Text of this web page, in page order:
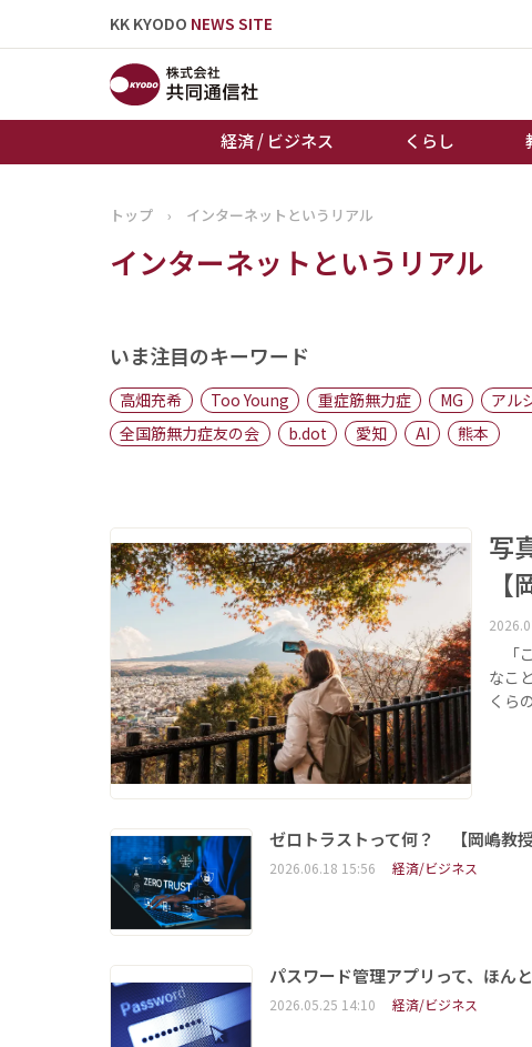
KK KYODO NEWS SITE
経済 / ビジネス くらし
トップページ
お知らせ
トップ › インターネットというリアル
インターネットというリアル
いま注目のキーワード
高畑充希 Too Young 重症筋無力症 MG アル
全国筋無力症友の会
b.dot 愛知 AI
熊本
写
「
なこ
くら
ゼロトラストって何？ 【岡嶋教授
2026.06.18 15:56 経済/ビジネス
パスワード管理アプリって、ほん
2026.05.25 14:10 経済/ビジネス